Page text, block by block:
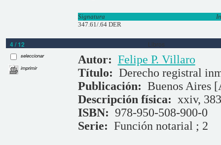
Signatura
347.61/.64 DER
4 / 12 Libros
seleccionar
imprimir
Autor: Felipe P. Villaro
Título: Derecho registral
Publicación: Buenos Aires
Descripción física: xxiv,
ISBN: 978-950-508-900-0
Serie: Función notarial ; 2